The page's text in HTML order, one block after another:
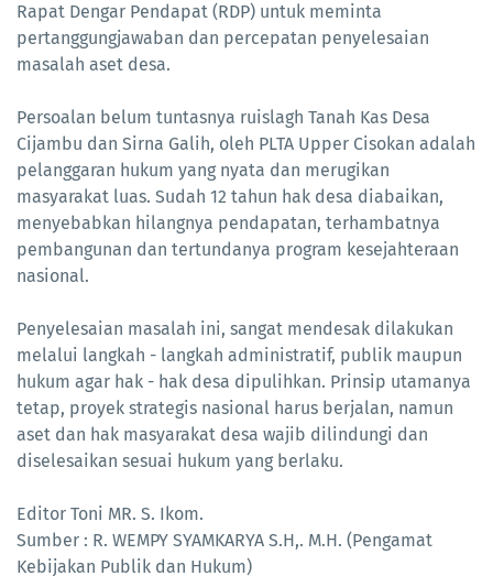
Rapat Dengar Pendapat (RDP) untuk meminta
pertanggungjawaban dan percepatan penyelesaian
masalah aset desa.
Persoalan belum tuntasnya ruislagh Tanah Kas Desa
Cijambu dan Sirna Galih, oleh PLTA Upper Cisokan adalah
pelanggaran hukum yang nyata dan merugikan
masyarakat luas. Sudah 12 tahun hak desa diabaikan,
menyebabkan hilangnya pendapatan, terhambatnya
pembangunan dan tertundanya program kesejahteraan
nasional.
Penyelesaian masalah ini, sangat mendesak dilakukan
melalui langkah - langkah administratif, publik maupun
hukum agar hak - hak desa dipulihkan. Prinsip utamanya
tetap, proyek strategis nasional harus berjalan, namun
aset dan hak masyarakat desa wajib dilindungi dan
diselesaikan sesuai hukum yang berlaku.
Editor Toni MR. S. Ikom.
Sumber : R. WEMPY SYAMKARYA S.H,. M.H. (Pengamat
Kebijakan Publik dan Hukum)